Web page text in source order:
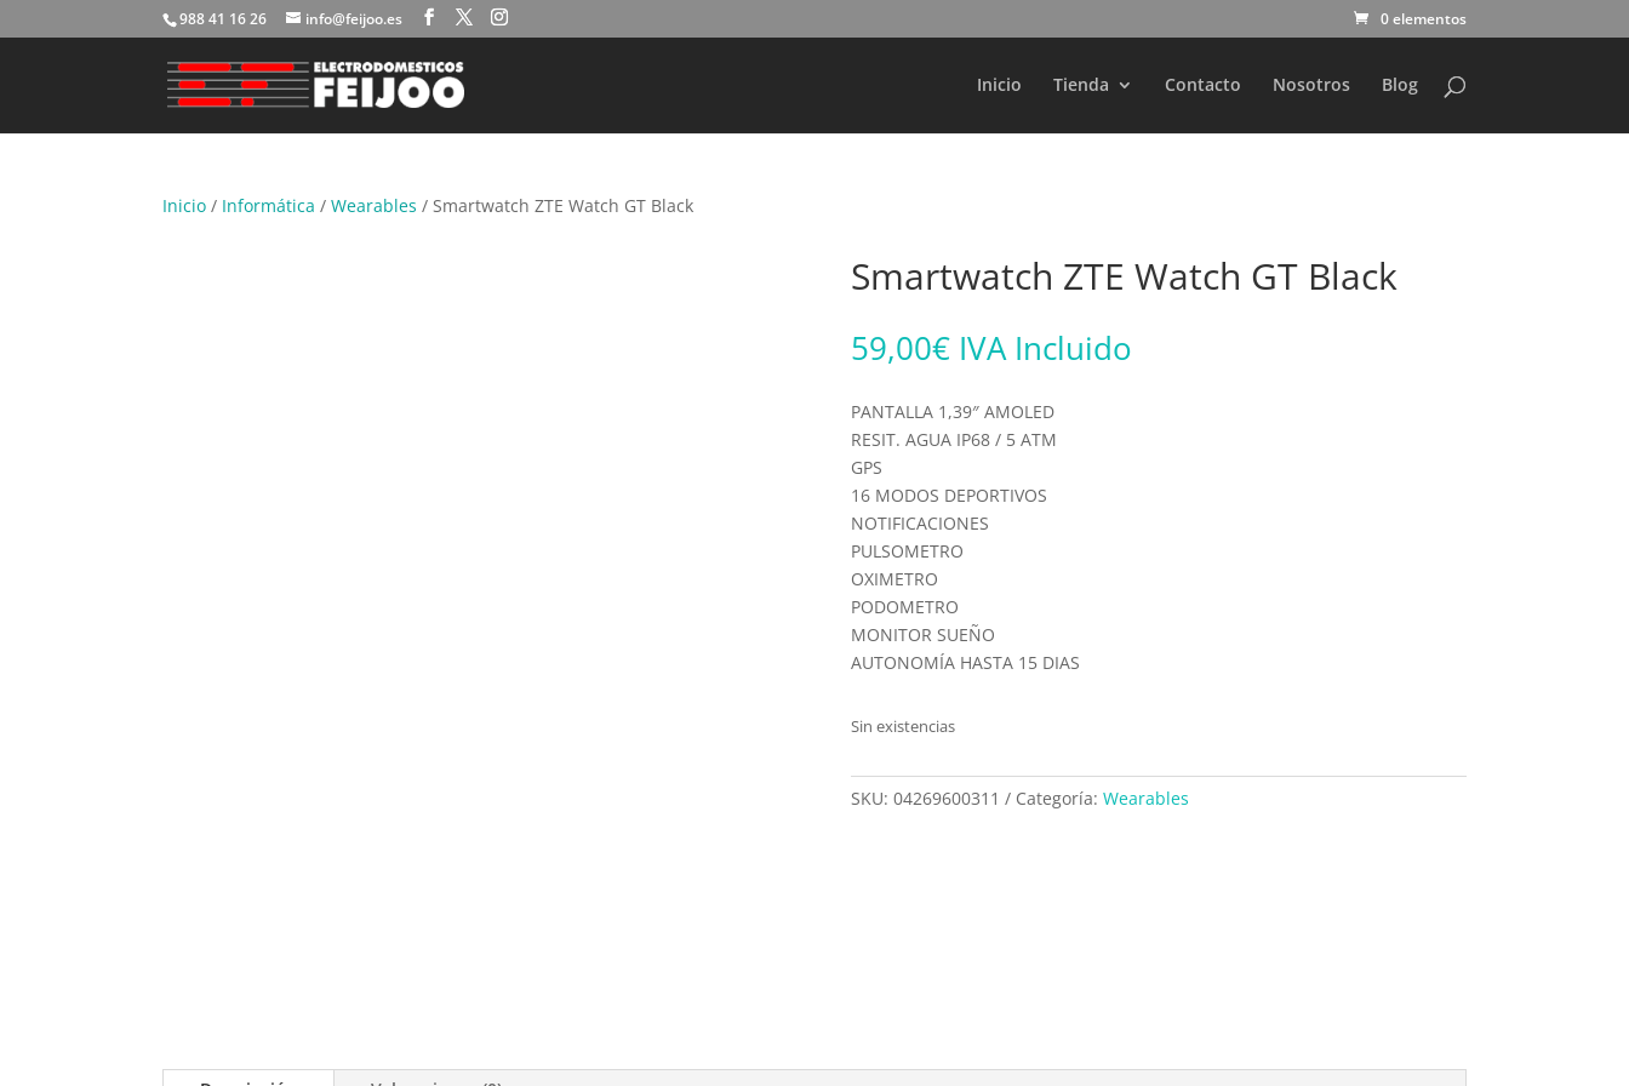
988 41 16 26 info@feijoo.es 0 elementos
Inicio Tienda Contacto Nosotros Blog
Búsqueda
productos
Inicio / Informática /Wearables / Smartwatch ZTE Watch GT Black
Smartwatch ZTE Watch GT Black
59,00€ IVA Incluido
PANTALLA 1,39″ AMOLED
RESIT. AGUA IP68 / 5 ATM
GPS
16 MODOS DEPORTIVOS
NOTIFICACIONES
PULSOMETRO
OXIMETRO
PODOMETRO
MONITOR SUEÑO
AUTONOMÍA HASTA 15 DIAS
Sin existencias
SKU: 04269600311 Categoría: Wearables